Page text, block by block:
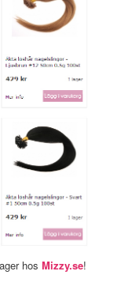
hos Mizzy.se!